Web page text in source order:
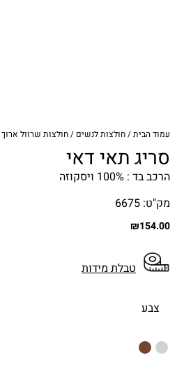
עמוד הבית/חולצות לנשים /חולצות שרוול ארוך
סריג תאי דאי
הרכב בד : 100% ויסקוזה
מק"ט: 6675
₪154.00
טבלת מידות
צבע